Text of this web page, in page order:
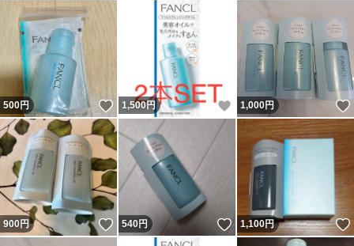
500円 いいね！
1,500円 いいね！
1,000円
900円 いいね！
540円 いいね！
1,100円